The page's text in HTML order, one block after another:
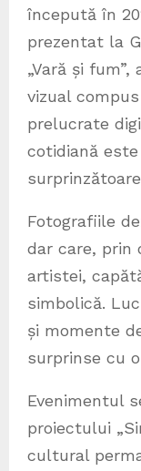
începută în
prezentat la
„Vară și
vizual
prelucrate
cotidiană
Fotografiile
dar care, prin
artistei,
simbolică.
și momente
surprinse cu
Evenimentul
proiectului
cultural